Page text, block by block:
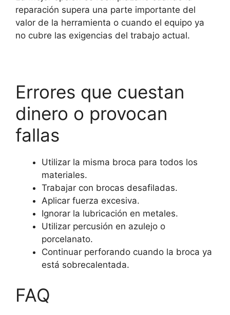
reparación supera una parte importante del
valor de la herramienta o cuando el equipo ya
no cubre las exigencias del trabajo actual.
Errores que cuestan
dinero o provocan
fallas
Utilizar la misma broca para todos los
materiales.
Trabajar con brocas desafiladas.
Aplicar fuerza excesiva.
Ignorar la lubricación en metales.
Utilizar percusión en azulejo o
porcelanato.
Continuar perforando cuando la broca ya
está sobrecalentada.
FAQ